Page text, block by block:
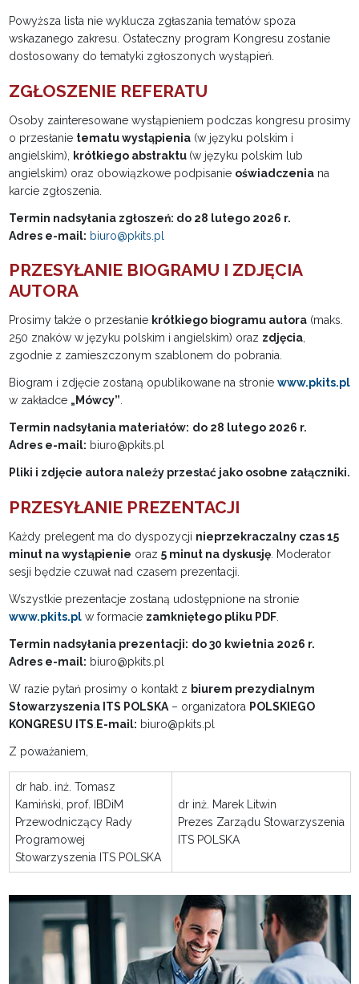
Powyższa lista nie wyklucza zgłaszania tematów spoza
wskazanego zakresu. Ostateczny program Kongresu zostanie
dostosowany do tematyki zgłoszonych wystąpień.
ZGŁOSZENIE REFERATU
Osoby zainteresowane wystąpieniem podczas kongresu prosimy
o przesłanie tematu wystąpienia(w języku polskim i
angielskim),
krótkiego abstraktu (w języku polskim lub
angielskim) oraz obowiązkowe podpisanie oświadczeniana
karcie zgłoszenia.
Termin nadsyłania zgłoszeń: do 28 lutego 2026 r.
Adres e-mail: biuro@pkits.pl
PRZESYŁANIE BIOGRAMU I ZDJĘCIA
AUTORA
Prosimy także o przesłanie krótkiego biogramu autora(maks.
250 znaków w języku polskim i angielskim) oraz zdjęcia,
zgodnie z zamieszczonym szablonem do pobrania.
Biogram i zdjęcie zostaną opublikowane na stronie www.pkits.pl
w zakładce „Mówcy”.
Termin nadsyłania materiałów: do 28 lutego 2026 r.
Adres e-mail: biuro@pkits.pl
Pliki i zdjęcie autora należy przesłać jako osobne załączniki.
PRZESYŁANIE PREZENTACJI
Każdy prelegent ma do dyspozycji nieprzekraczalny czas 15
minut na wystąpienie oraz 5 minut na dyskusję. Moderator
sesji będzie czuwał nad czasem prezentacji.
Wszystkie prezentacje zostaną udostępnione na stronie
www.pkits.plw formacie zamkniętego pliku PDF.
Termin nadsyłania prezentacji: do 30 kwietnia 2026 r.
Adres e-mail: biuro@pkits.pl
W razie pytań prosimy o kontakt z biurem prezydialnym
Stowarzyszenia ITS POLSKA– organizatora POLSKIEGO
KONGRESU ITS E-mail: biuro@pkits.pl
Z poważaniem,
dr hab. inż. Tomasz
Kamiński, prof. IBDiM
Przewodniczący Rady
Programowej
Stowarzyszenia ITS POLSKA
dr inż. Marek Litwin
Prezes Zarządu Stowarzyszenia
ITS POLSKA